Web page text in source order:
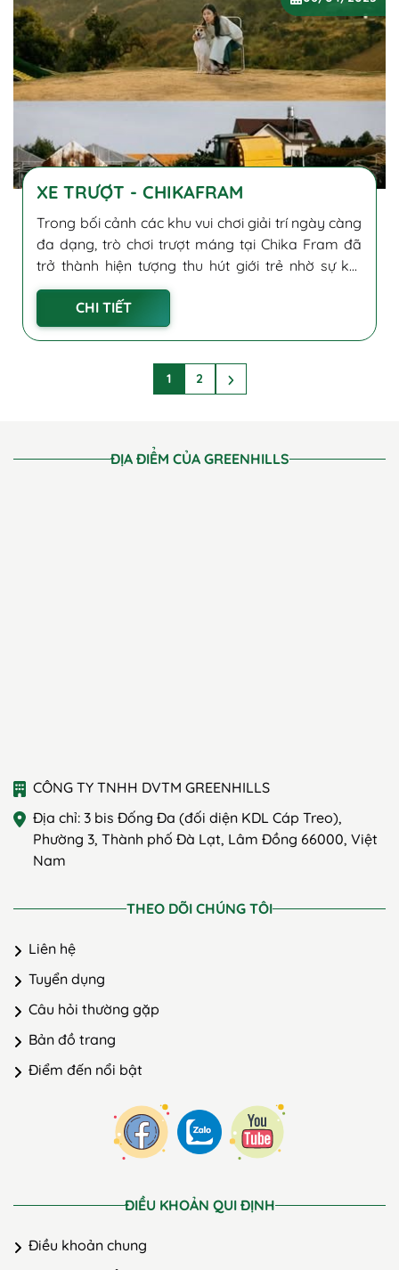
XE TRƯỢT - CHIKAFRAM
Trong bối cảnh các khu vui chơi giải trí ngày càng
đa dạng, trò chơi trượt máng tại Chika Fram đã
trở thành hiện tượng thu hút giới trẻ nhờ sự kết
hợp hoàn hảo giữa yếu tố mạo hiểm và trải
nghiệm sống...
CHI TIẾT
1 2
ĐỊA ĐIỂM CỦA GREENHILLS
CÔNG TY TNHH DVTM GREENHILLS
Địa chỉ: 3 bis Đống Đa (đối diện KDL Cáp Treo),
Phường 3, Thành phố Đà Lạt, Lâm Đồng 66000, Việt
Nam
THEO DÕI CHÚNG TÔI
Liên hệ
Tuyển dụng
Câu hỏi thường gặp
Bản đồ trang
Điểm đến nổi bật
ĐIỀU KHOẢN QUI ĐỊNH
Điều khoản chung